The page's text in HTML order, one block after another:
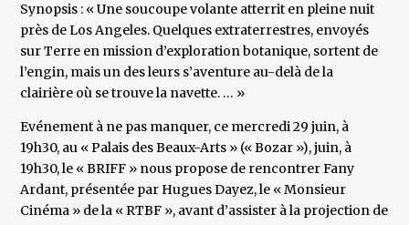
Synopsis : « Une soucoupe volante atterrit en pleine nuit
près de Los Angeles. Quelques extraterrestres, envoyés
sur Terre en mission d’exploration botanique, sortent de
l’engin, mais un des leurs s’aventure au-delà de la
clairière où se trouve la navette. … »
Evénement à ne pas manquer, ce mercredi 29 juin, à
19h30, au « Palais des Beaux-Arts » (« Bozar »), juin, à
19h30, le « BRIFF » nous propose de rencontrer Fany
Ardant, présentée par Hugues Dayez, le « Monsieur
Cinéma » de la « RTBF », avant d’assister à la projection de